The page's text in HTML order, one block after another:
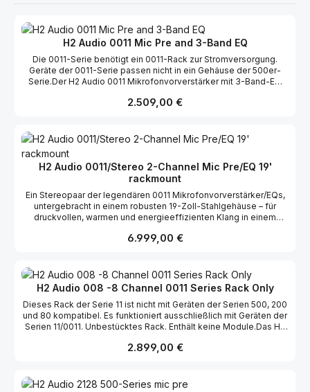
H2 Audio 0011 Mic Pre and 3-Band EQ
Die 0011-Serie benötigt ein 0011-Rack zur Stromversorgung.
Geräte der 0011-Serie passen nicht in ein Gehäuse der 500er-
Serie.Der H2 Audio 0011 Mikrofonvorverstärker mit 3-Band-EQ
straffe Bässe und blitzschnelles Attack – unterstützt von
Verbesserungen für den modernen Studio-Workflow. Betreten
Sie den Regieraum aus der goldenen Ära des Rock ’n’ Roll. Das
H2 Audio 0011 fängt den Klang und das Feeling der legendären
Helios-Produktionsmodule ein, die unzählige Klassiker der 70er-
Jahre prägten. Jede Note erstrahlt in lebendigem, knackigem
Transienten, satter harmonischer Tiefe und einem musikalischen
EQ, der den Klang formt, ohne ihn zu verwaschen.
Regulärer Preis:
2.509,00 €
H2 Audio 0011/Stereo 2-Channel Mic Pre/EQ 19'
rackmount
Ein Stereopaar der legendären 0011 Mikrofonvorverstärker/EQs,
untergebracht in einem robusten 19-Zoll-Stahlgehäuse – für
druckvollen, warmen und energieeffizienten Klang in einem
vereint alle Vorzüge des legendären Helios 0011 und bietet
Mikrofonvorverstärker-/EQ-Kanäle – das perfekte Werkzeug für
Stereoaufnahmen, Dual-Mono-Setups oder die Bearbeitung des
Mixbusses.
Regulärer Preis:
6.999,00 €
H2 Audio 008 -8 Channel 0011 Series Rack Only
Dieses Rack der Serie 11 ist nicht mit Geräten der Serien 500, 200
und 80 kompatibel. Es funktioniert ausschließlich mit Geräten der
Serien 11/0011. Unbestücktes Rack. Enthält keine Module.Das H2
von Helios in Ihr modernes Studio – entwickelt für Toningenieure,
ausmachten. Der 008 wurde für die Aufnahme von bis zu acht
Regulärer Preis:
2.899,00 €